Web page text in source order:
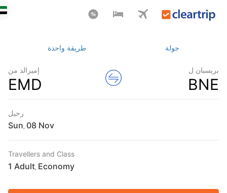
طريقة واحدة جولة
إميرالد من
EMD
ل
رحيل
Sun,
Travellers and Class
1 Adult,Economy